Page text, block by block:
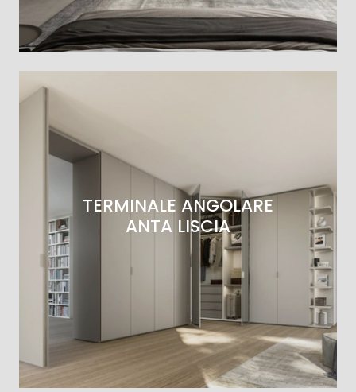
TERMINALE ANGOLARE
ANTA LISCIA